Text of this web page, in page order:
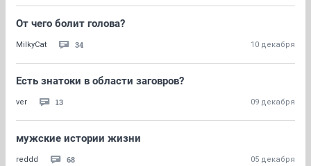
От чего болит голова?
MilkyCat 34 10 декабря
Есть знатоки в области заговров?
ver 13 09 декабря
мужские истории жизни
reddd 68 05 декабря